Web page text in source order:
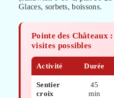
Glaces, sorbets, boissons.
Pointe des Châteaux :
visites possibles
Activité Durée
Sentier
croix
45
min